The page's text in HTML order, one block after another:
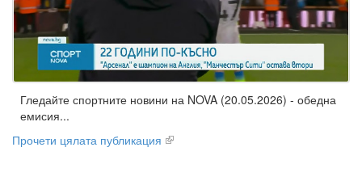
Гледайте спортните новини на NOVA (20.05.2026) - обедна
емисия...
Прочети цялата публикация